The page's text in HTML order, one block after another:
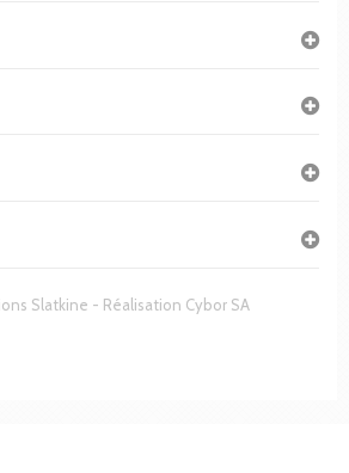
Slatkine - Réalisation Cybor SA